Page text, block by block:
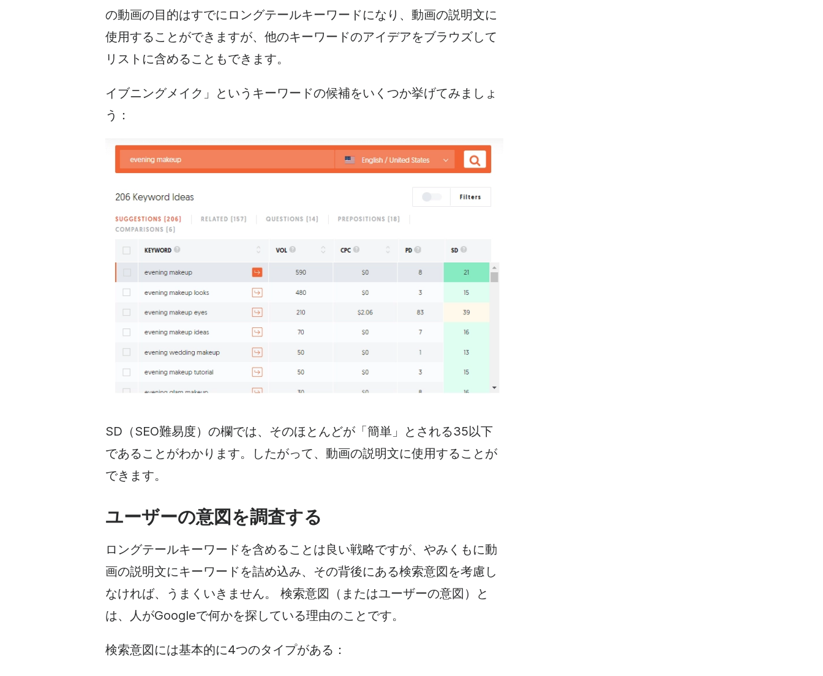
の動画の目的はすでにロングテールキーワードになり、動画の説明文に
使用することができますが、他のキーワードのアイデアをブラウズして
リストに含めることもできます。
イブニングメイク」というキーワードの候補をいくつか挙げてみましょ
う：
SD（SEO難易度）の欄では、そのほとんどが「簡単」とされる35以下
であることがわかります。したがって、動画の説明文に使用することが
できます。
ユーザーの意図を調査する
ロングテールキーワードを含めることは良い戦略ですが、やみくもに動
画の説明文にキーワードを詰め込み、その背後にある検索意図を考慮し
なければ、うまくいきません。 検索意図（またはユーザーの意図）と
は、人がGoogleで何かを探している理由のことです。
検索意図には基本的に4つのタイプがある：